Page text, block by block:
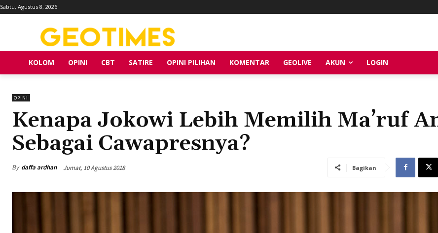
Sabtu, Agustus 8, 2026
KOLOM OPINI CBT SATIRE OPINI PILIHAN KOMENTAR GEOLIVE AKUN LOGIN
OPINI
Kenapa Jokowi Lebih Memilih Ma’ruf
Sebagai Cawapresnya?
By daffa ardhan Jumat, 10 Agustus 2018 Bagikan